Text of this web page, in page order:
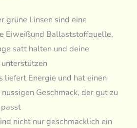
grüne Linsen sind eine
Eiweißund Ballaststoffquelle,
satt halten und deine
liefert Energie und hat einen
Geschmack, der gut zu
nicht nur geschmacklich ein